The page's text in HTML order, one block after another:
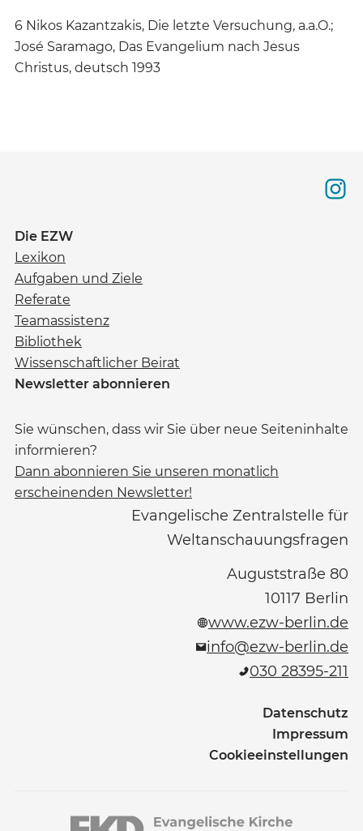
6 Nikos Kazantzakis, Die letzte Versuchung, a.a.O.;
José Saramago, Das Evangelium nach Jesus
Christus, deutsch 1993
Die EZW
Lexikon
Aufgaben und Ziele
Referate
Teamassistenz
Bibliothek
Wissenschaftlicher Beirat
Newsletter abonnieren
Sie wünschen, dass wir Sie über neue Seiteninhalte
informieren?
Dann abonnieren Sie unseren monatlich
erscheinenden Newsletter!
Evangelische Zentralstelle für
Weltanschauungsfragen
Auguststraße 80
10117 Berlin
www.ezw-berlin.de
info@ezw-berlin.de
030 28395-211
Datenschutz
Impressum
Cookieeinstellungen